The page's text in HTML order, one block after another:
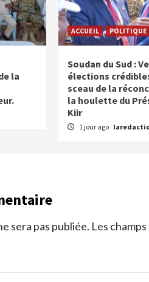
la
ACCUEIL POLITIQUE
Soudan du Sud :
élections
sceau de la
la houlette du
Kiir
1 jour ago
sera pas publiée. Les